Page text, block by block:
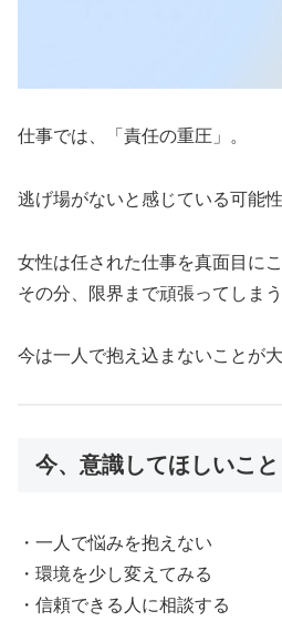
仕事では、「責任の重圧」。
逃げ場がないと感じている可能性
女性は任された仕事を真面目にこ
その分、限界まで頑張ってしまう
今は一人で抱え込まないことが大
今、意識してほしいこと
・一人で悩みを抱えない
・環境を少し変えてみる
・信頼できる人に相談する